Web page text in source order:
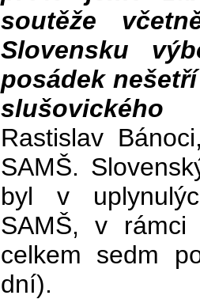
soutěže
Slovensku
posádek
slušovického
Rastislav
SAMŠ.
byl v
SAMŠ, v
celkem sedm
dní).